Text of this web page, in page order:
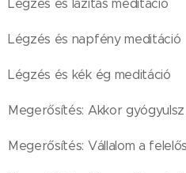
Légzés és lazítás meditáció
Légzés és napfény meditáció
Légzés és kék ég meditáció
Megerősítés: Akkor gyógyulsz
Megerősítés: Vállalom a